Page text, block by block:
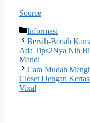
Source
Kategori
Informasi
Bersih-Bersih
Ada Tips2Nya Nih
Mandi
Cara Mudah
Closet Dengan
Vixal